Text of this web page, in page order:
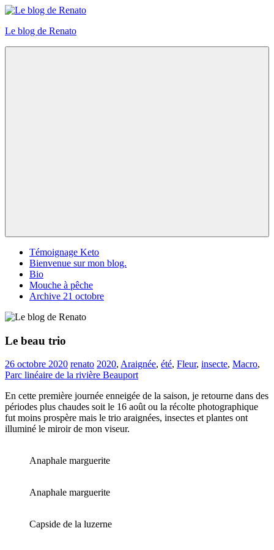
Skip
content
Le blog de Renato
Témoignage Keto
Bienvenue sur mon blog.
Bio
Mouche à pêche
Archive 21 octobre
Le beau trio
26 octobre 2020 renato 2020, Araignée, été, Fleur, insecte, Macro,
Parc linéaire de la rivière Beauport
En cette première journée enneigée de la saison, je retourne dans des
périodes plus chaudes soit le 16 août ou la récolte photographique
fut moins prospère mais le trio araignées, insectes et plantes ont
illuminé le miroir de mon viseur.
Anaphale marguerite
Anaphale marguerite
Capside de la luzerne